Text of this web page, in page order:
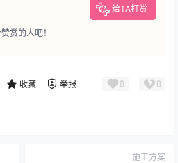
给TA打赏
赏的人吧！
收藏 举报 0 0
施工方案